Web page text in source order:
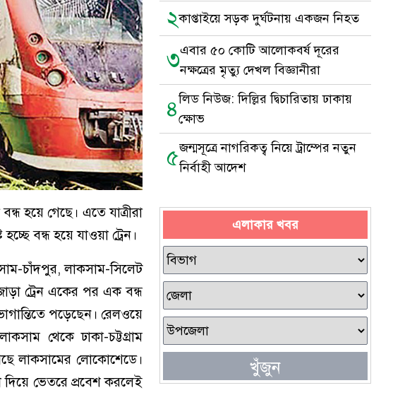
হয়ে গেছে। এতে যাত্রীরা
বন্ধ হয়ে যাওয়া ট্রেন।
চাঁদপুর, লাকসাম-সিলেট
ট্রেন একের পর এক বন্ধ
পড়েছেন। রেলওয়ে
থেকে ঢাকা-চট্টগ্রাম
লাকসামের লোকোশেডে।
দিয়ে ভেতরে প্রবেশ করলেই
২কাপ্তাইয়ে সড়ক দুর্ঘটনায় একজন নিহত
৩এবার ৫০ কোটি আলোকবর্ষ দূরের
নক্ষত্রের মৃত্যু দেখল বিজ্ঞানীরা
৪লিড নিউজ: দিল্লির দ্বিচারিতায় ঢাকায়
ক্ষোভ
৫জন্মসূত্রে নাগরিকত্ব নিয়ে ট্রাম্পের নতুন
নির্বাহী আদেশ
এলাকার খবর
খুঁজুন